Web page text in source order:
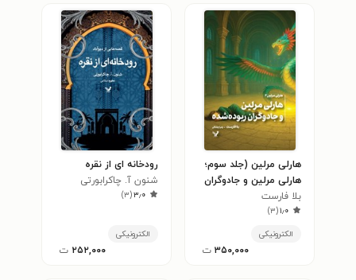
هارلی مرلین (جلد سوم؛
هارلی مرلین و جادوگران
ربوده شده)
بلا فارست
۱٫۰(۳)
الکترونیکی
۳۵۰,۰۰۰ ت
رودخانه ای از نقره
شنون آ. چاکرابورتی
۳٫۰(۳)
الکترونیکی
۲۵۲,۰۰۰ ت